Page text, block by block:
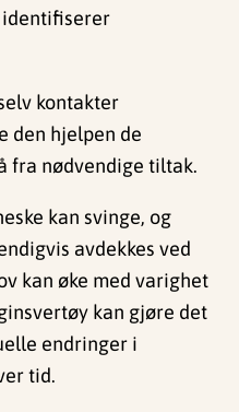
identifiserer
kontakter
den hjelpen de
fra nødvendige tiltak.
kan svinge, og
avdekkes ved
kan øke med varighet
kan gjøre det
endringer i
tid.